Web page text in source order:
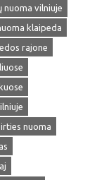
nuoma vilniuje
klaipeda
rajone
nuoma